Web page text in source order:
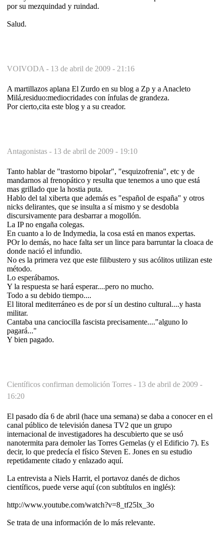
por su mezquindad y ruindad.
Salud.
VOIVODA - 13 de abril de 2009 - 21:16
A martillazos aplana El Zurdo en su blog a Zp y a Anacleto
Milá,residuo:mediocridades con ínfulas de grandeza.
Por cierto,cita este blog y a su creador.
Antagonistas - 13 de abril de 2009 - 19:10
Tanto hablar de "trastorno bipolar", "esquizofrenia", etc y de
mandarnos al frenopático y resulta que tenemos a uno que está
mas grillado que la hostia puta.
Hablo del tal xiberta que además es "español de españa" y otros
nicks delirantes, que se insulta a sí mismo y se desdobla
discursivamente para desbarrar a mogollón.
La IP no engaña colegas.
En cuanto a lo de Indymedia, la cosa está en manos expertas.
POr lo demás, no hace falta ser un lince para barruntar la cloaca de
donde nació el infundio.
No es la primera vez que este filibustero y sus acólitos utilizan este
método.
Lo esperábamos.
Y la respuesta se hará esperar....pero no mucho.
Todo a su debido tiempo....
El litoral mediterráneo es de por sí un destino cultural....y hasta
militar.
Cantaba una canciocilla fascista precisamente...."alguno lo
pagará..."
Y bien pagado.
Científicos confirman demolición Torres - 13 de abril de 2009 -
16:20
El pasado día 6 de abril (hace una semana) se daba a conocer en el
canal público de televisión danesa TV2 que un grupo
internacional de investigadores ha descubierto que se usó
nanotermita para demoler las Torres Gemelas (y el Edificio 7). Es
decir, lo que predecía el físico Steven E. Jones en su estudio
repetidamente citado y enlazado aquí.
La entrevista a Niels Harrit, el portavoz danés de dichos
científicos, puede verse aquí (con subtítulos en inglés):
http://www.youtube.com/watch?v=8_tf25lx_3o
Se trata de una información de lo más relevante.